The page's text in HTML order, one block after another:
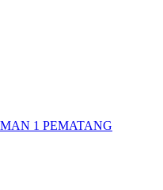
1 PEMATANG